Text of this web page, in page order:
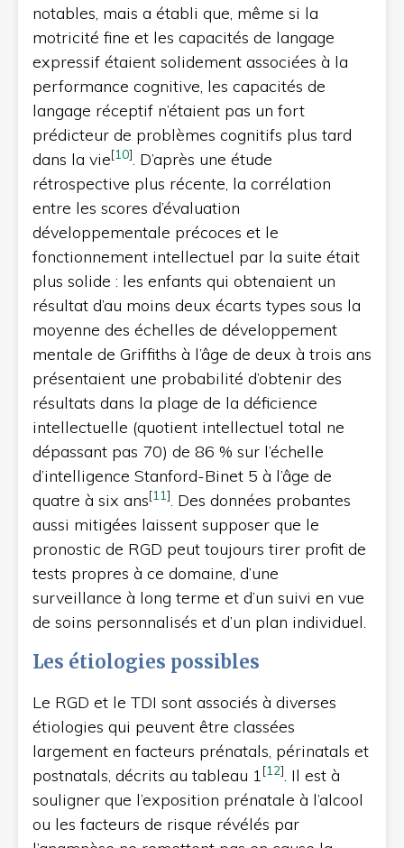
notables, mais a établi que, même si la
motricité fine et les capacités de langage
expressif étaient solidement associées à la
performance cognitive, les capacités de
langage réceptif n’étaient pas un fort
prédicteur de problèmes cognitifs plus tard
dans la vie[10]. D’après une étude
rétrospective plus récente, la corrélation
entre les scores d’évaluation
développementale précoces et le
fonctionnement intellectuel par la suite était
plus solide : les enfants qui obtenaient un
résultat d’au moins deux écarts types sous la
moyenne des échelles de développement
mentale de Griffiths à l’âge de deux à trois ans
présentaient une probabilité d’obtenir des
résultats dans la plage de la déficience
intellectuelle (quotient intellectuel total ne
dépassant pas 70) de 86 % sur l’échelle
d’intelligence Stanford-Binet 5 à l’âge de
quatre à six ans[11]. Des données probantes
aussi mitigées laissent supposer que le
pronostic de RGD peut toujours tirer profit de
tests propres à ce domaine, d’une
surveillance à long terme et d’un suivi en vue
de soins personnalisés et d’un plan individuel.
Les étiologies possibles
Le RGD et le TDI sont associés à diverses
étiologies qui peuvent être classées
largement en facteurs prénatals, périnatals et
postnatals, décrits au tableau 1[12]. Il est à
souligner que l’exposition prénatale à l’alcool
ou les facteurs de risque révélés par